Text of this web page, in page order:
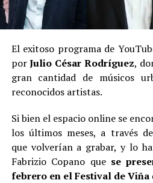
El exitoso programa de
porJulio César Rodríguez,
gran cantidad de músicos
reconocidos artistas.
Si bien el espacio online se
los últimos meses, a través
que volverían a grabar, y lo
Fabrizio Copano que se
febrero en el Festival de Viña